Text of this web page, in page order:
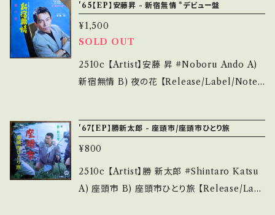
ます。 *中古という事をご理解して頂ける方のご
購入をお願い致します。 Please purchase it i
f you understand that it is second hand.
*詳しくは ■■■状態・説明 / 発送について■
■■ をご覧ください。 https://onbankutsu.th
キ子主演「女番長、野良猫ロック」主題歌 ■参
考視聴■ https://youtu.be/mIW7lYPLCT
M 【Condition】 Jacket/Record：B/B (国内
盤) _________________________
【About the state/状態説明】 S・新品未開封
み多 *その他、+ - で補足しています。 *中古とい
う事をご理解して頂ける方のご購入をお願い致
します。 Please purchase it if you underst
and that it is second hand. *詳しくは ■■
'65【EP】安藤昇 - 新宿無情 *デビュー盤
¥1,500
SOLD OUT
2510c 【Artist】安藤 昇 #Noboru Ando A)
新宿無情 B) 夜の花 【Release/Label/Note】
止歌に。 作詞曲、ご本人。 ■参考視聴■ http
s://youtu.be/QJGfBBE5bcM?si=OEmFEJ
eQmW74ixjX 【Condition】 Jacket/Recor
d：B/B (国内盤) *ジャケ右上CUT _______
'67【EP】勝新太郎 - 座頭市/座頭市ひとり旅
¥800
2510c 【Artist】勝 新太郎 #Shintaro Katsu
A) 座頭市 B) 座頭市ひとり旅 【Release/Lab